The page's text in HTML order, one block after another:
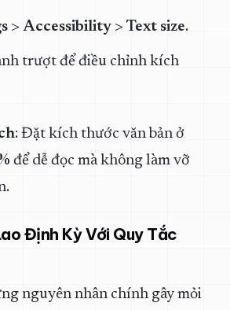
>Accessibility >Text size.
trượt để điều chỉnh kích
: Đặt kích thước văn bản ở
để dễ đọc mà không làm vỡ
Định Kỳ Với Quy Tắc
nguyên nhân chính gây mỏi